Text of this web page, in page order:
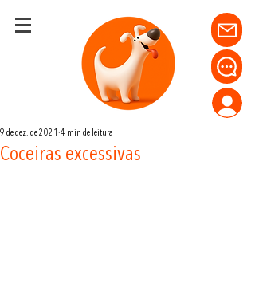
Coceiras excessivas
9 de dez. de 2021 4 min de leitura